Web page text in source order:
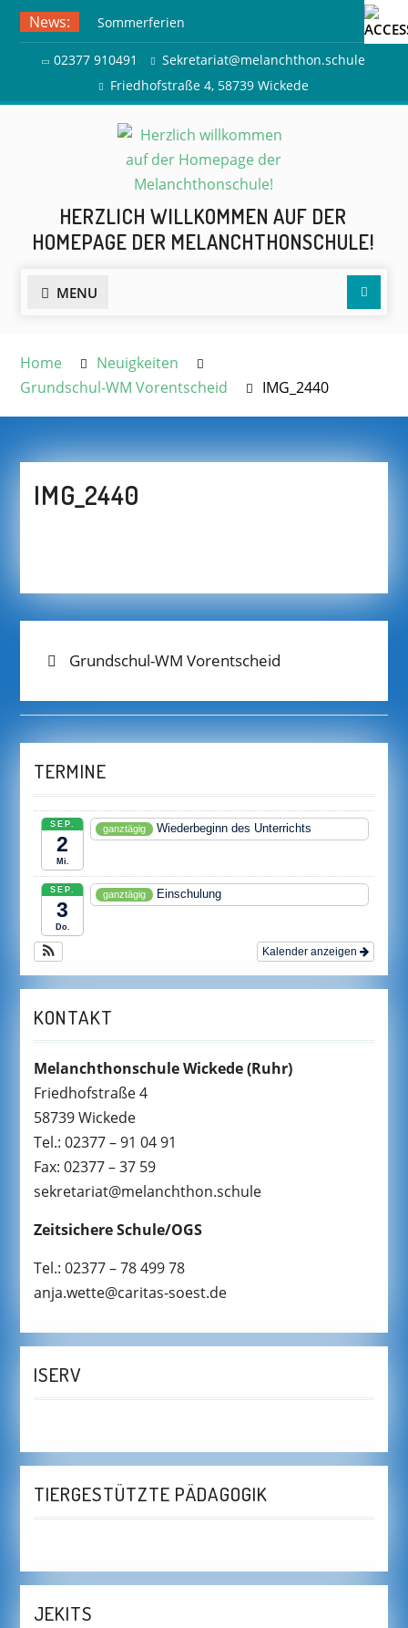
Skip
content
News:
Sommerferien
Ausflug zur Freilichtbühne
Herdringen
02377 910491
Sekretariat@melanchthon.schule
Friedhofstraße 4, 58739 Wickede
HERZLICH WILLKOMMEN AUF DER
HOMEPAGE DER MELANCHTHONSCHULE!
MENU
Home
Neuigkeiten
Grundschul-WM Vorentscheid
IMG_2440
IMG_2440
BEITRAGS-
Previous
Grundschul-WM Vorentscheid
TERMINE
SEP.
2
Mi.
ganztägig Wiederbeginn des Unterrichts
SEP.
3
Do.
ganztägig Einschulung
Kalender anzeigen
KONTAKT
Melanchthonschule Wickede(Ruhr)
Friedhofstraße 4
58739 Wickede
Tel.: 02377 – 91 04 91
Fax: 02377 – 37 59
sekretariat@melanchthon.schule
Zeitsichere Schule/OGS
Tel.: 02377 – 78 499 78
anja.wette@caritas-soest.de
ISERV
TIERGESTÜTZTE PÄDAGOGIK
JEKITS